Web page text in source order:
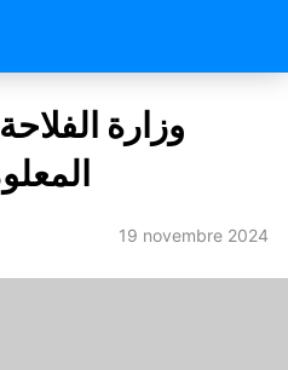
وزارة
19 novembre 2024